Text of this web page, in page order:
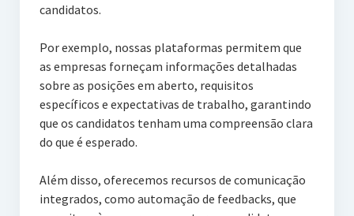
candidatos.
Por exemplo, nossas plataformas permitem que
as empresas forneçam informações detalhadas
sobre as posições em aberto, requisitos
específicos e expectativas de trabalho, garantindo
que os candidatos tenham uma compreensão clara
do que é esperado.
Além disso, oferecemos recursos de comunicação
integrados, como automação de feedbacks, que